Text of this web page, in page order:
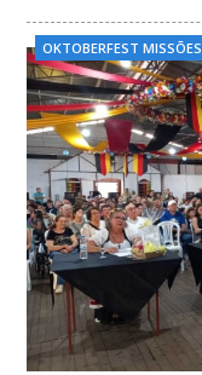
OKTOBERFEST MISSÕES